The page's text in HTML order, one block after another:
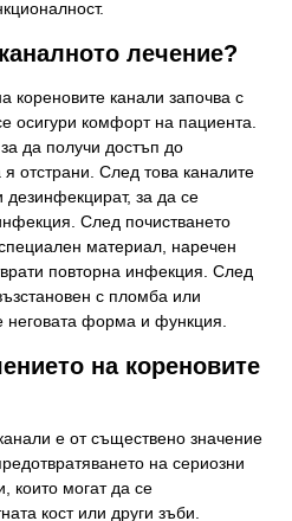
лечение?
кореновите канали започва с
осигури комфорт на пациента.
да получи достъп до
отстрани. След това каналите
дезинфекцират, за да се
След почистването
материал, наречен
повторна инфекция. След
с пломба или
неговата форма и функция.
на кореновите
е от съществено значение
на сериозни
които могат да се
кост или други зъби.